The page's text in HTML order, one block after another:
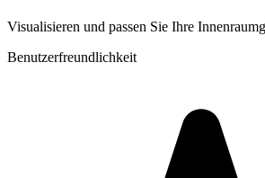
Visualisieren und passen Sie Ihre
Benutzerfreundlichkeit